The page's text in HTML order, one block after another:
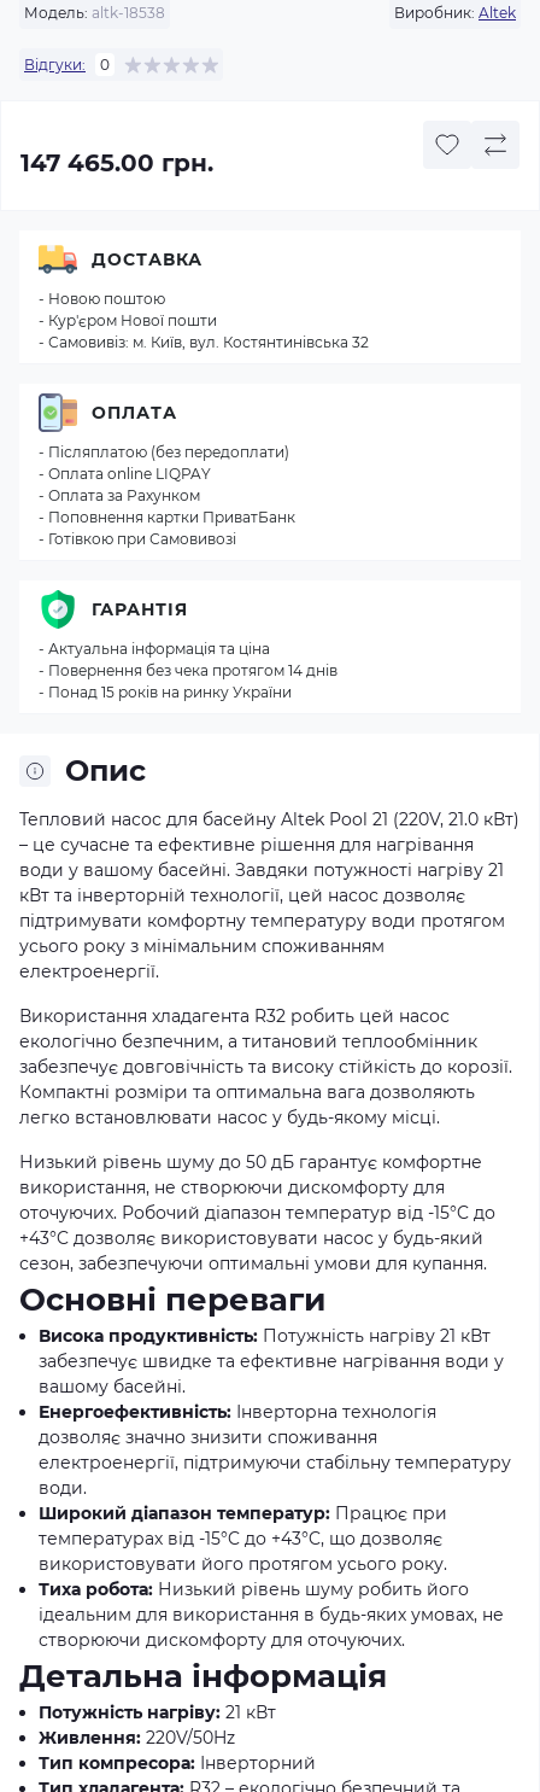
Модель: altk-18538 Виробник: Altek
Відгуки: 0
147 465.00 грн.
Опис
Тепловий насос для басейну Altek Pool 21 (220V, 21.0 кВт)
– це сучасне та ефективне рішення для нагрівання
води у вашому басейні. Завдяки потужності нагріву 21
кВт та інверторній технології, цей насос дозволяє
підтримувати комфортну температуру води протягом
усього року з мінімальним споживанням
електроенергії.
Використання хладагента R32 робить цей насос
екологічно безпечним, а титановий теплообмінник
забезпечує довговічність та високу стійкість до корозії.
Компактні розміри та оптимальна вага дозволяють
легко встановлювати насос у будь-якому місці.
Низький рівень шуму до 50 дБ гарантує комфортне
використання, не створюючи дискомфорту для
оточуючих. Робочий діапазон температур від -15°C до
+43°C дозволяє використовувати насос у будь-який
сезон, забезпечуючи оптимальні умови для купання.
Основні переваги
Висока продуктивність: Потужність нагріву 21 кВт
забезпечує швидке та ефективне нагрівання води у
вашому басейні.
Енергоефективність: Інверторна технологія
дозволяє значно знизити споживання
електроенергії, підтримуючи стабільну температуру
води.
Широкий діапазон температур: Працює при
температурах від -15°C до +43°C, що дозволяє
використовувати його протягом усього року.
Тиха робота: Низький рівень шуму робить його
ідеальним для використання в будь-яких умовах, не
створюючи дискомфорту для оточуючих.
Детальна інформація
Потужність нагріву: 21 кВт
Живлення: 220V/50Hz
Тип компресора: Інверторний
ДОСТАВКА
- Новою поштою
- Кур'єром Нової пошти
- Самовивіз: м. Київ, вул. Костянтинівська 32
ОПЛАТА
- Післяплатою (без передоплати)
- Оплата online LIQPAY
- Оплата за Рахунком
- Поповнення картки ПриватБанк
- Готівкою при Самовивозі
ГАРАНТІЯ
- Актуальна інформація та ціна
- Повернення без чека протягом 14 днів
- Понад 15 років на ринку України